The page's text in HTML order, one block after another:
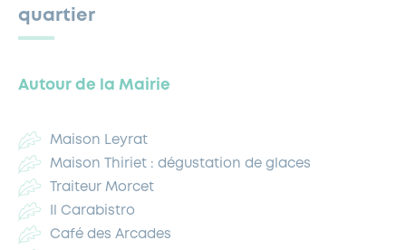
quartier
Autour de la Mairie
Maison Leyrat
Maison Thiriet : dégustation de glaces
Traiteur Morcet
Il Carabistro
Café des Arcades